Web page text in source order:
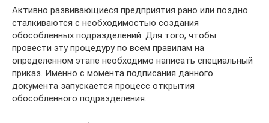
Активно развивающиеся предприятия рано или поздно
сталкиваются с необходимостью создания
обособленных подразделений. Для того, чтобы
провести эту процедуру по всем правилам на
определенном этапе необходимо написать специальный
приказ. Именно с момента подписания данного
документа запускается процесс открытия
обособленного подразделения.